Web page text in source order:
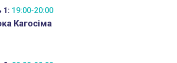
1: 19:00-20:00
Кагосіма